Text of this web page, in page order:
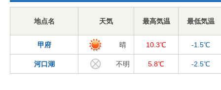
地点名 天気 最高気温 最低気温
甲府 晴 10.3℃ -1.5℃
河口湖 不明 5.8℃ -2.5℃